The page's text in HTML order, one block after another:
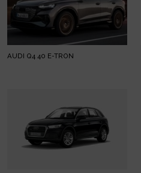
AUDI Q4 40 E-TRON